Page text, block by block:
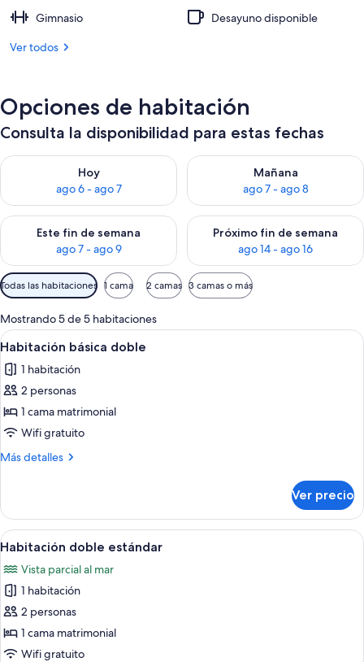
Exterior
Gimnasio
Desayuno disponible
Ver todos
Opciones de habitación
Consulta la disponibilidad para estas fechas
Hoy
ago 6 - ago 7
Consulta la disponibilidad para hoy ago 6 - ago 7
Mañana
ago 7 - ago 8
Consulta la disponibilidad
Este fin de semana
ago 7 - ago 9
Consulta la disponibilidad para este fin de semana ago 7 -
Próximo fin de semana
ago 14 - ago 16
Consulta la disponibilidad
Filtros
disponibles
para
las
habitaciones
Todas las habitaciones 1 cama 2 camas 3 camas o más
Mostrando 5 de 5 habitaciones
Abrir
todas
las
fotos
de
Habitación
básica
Habitación de hotel con cama,
2
Habitación básica doble
1 habitación
2 personas
1 cama matrimonial
Wifi gratuito
Más detalles
Más
básica
doble
Ver precio
Abrir
todas
las
fotos
de
Habitación
doble
Una habitación de hotel con una
1
Habitación doble estándar
Vista parcial al mar
1 habitación
2 personas
1 cama matrimonial
Wifi gratuito